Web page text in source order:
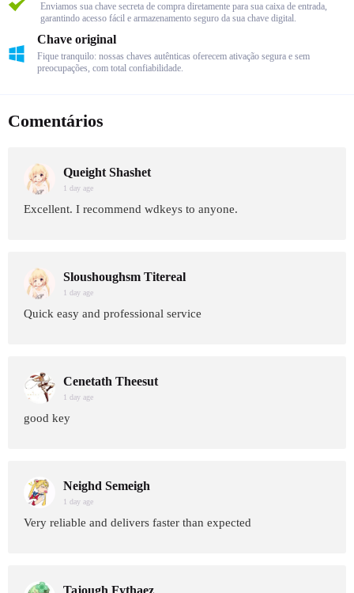
Enviamos sua chave secreta de compra diretamente para sua caixa de entrada,
garantindo acesso fácil e armazenamento seguro da sua chave digital.
Chave original
Fique tranquilo: nossas chaves autênticas oferecem ativação segura e sem
preocupações, com total confiabilidade.
Comentários
Queight Shashet
1 day age
Excellent. I recommend wdkeys to anyone.
Sloushoughsm Titereal
1 day age
Quick easy and professional service
Cenetath Theesut
1 day age
good key
Neighd Semeigh
1 day age
Very reliable and delivers faster than expected
Tajough Fythaez